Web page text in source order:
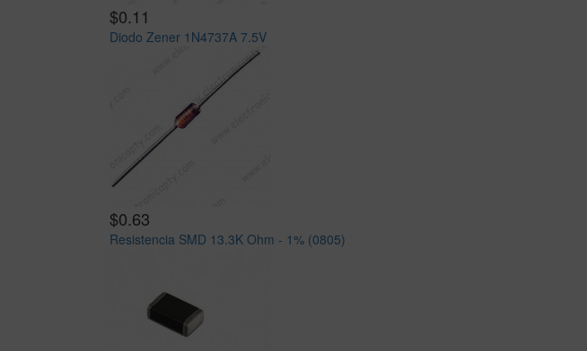
$0.11
Diodo Zener 1N4737A 7.5V
$0.63
Resistencia SMD 13.3K Ohm - 1% (0805)